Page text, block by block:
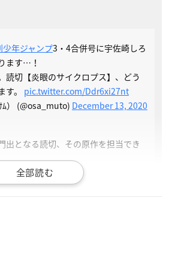
少年ジャンプ3・4合併号に宇佐崎しろ
ます…！
読切【炎眼のサイクロプス】、どう
。 pic.twitter.com/Ddr6xi27nt
） (@osa_muto) December 13, 2020
出となる読切、その原作を担当でき
コメントをくれた人、恐竜のルポ漫
素敵な記事を書いて頂いたアル編集
ます。恩返しできるよう頑張ります
） (@osa_muto)